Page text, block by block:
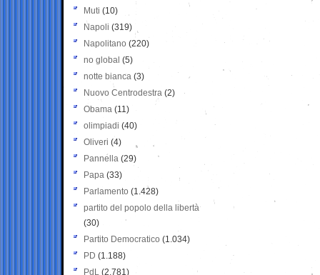
Muti (10)
Napoli (319)
Napolitano (220)
no global (5)
notte bianca (3)
Nuovo Centrodestra (2)
Obama (11)
olimpiadi (40)
Oliveri (4)
Pannella (29)
Papa (33)
Parlamento (1.428)
partito del popolo della libertà
(30)
Partito Democratico (1.034)
PD (1.188)
PdL (2.781)